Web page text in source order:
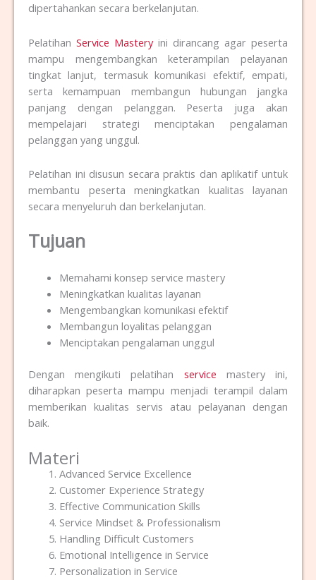
dipertahankan secara berkelanjutan.
Pelatihan Service Masteryini dirancang agar peserta
mampu mengembangkan keterampilan pelayanan
tingkat lanjut, termasuk komunikasi efektif, empati,
serta kemampuan membangun hubungan jangka
panjang dengan pelanggan. Peserta juga akan
mempelajari strategi menciptakan pengalaman
pelanggan yang unggul.
Pelatihan ini disusun secara praktis dan aplikatif untuk
membantu peserta meningkatkan kualitas layanan
secara menyeluruh dan berkelanjutan.
Tujuan
Memahami konsep service mastery
Meningkatkan kualitas layanan
Mengembangkan komunikasi efektif
Membangun loyalitas pelanggan
Menciptakan pengalaman unggul
Dengan mengikutipelatihan service mastery ini,
diharapkan peserta mampu menjadi terampil dalam
memberikan kualitas servis atau pelayanan dengan
baik.
Materi
Advanced Service Excellence
Customer Experience Strategy
Effective Communication Skills
Service Mindset & Professionalism
Handling Difficult Customers
Emotional Intelligence in Service
Personalization in Service